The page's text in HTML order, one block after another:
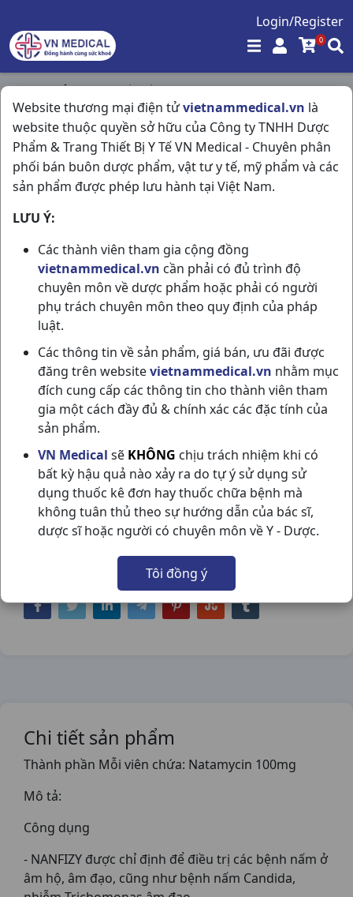
Login/Register
0
Website thương mại điện tửvietnammedical.vn là
website thuộc quyền sở hữu của Công ty TNHH Dược
Phẩm & Trang Thiết Bị Y Tế VN Medical - Chuyên phân
phối bán buôn dược phẩm, vật tư y tế, mỹ phẩm và các
sản phẩm được phép lưu hành tại Việt Nam.
LƯU Ý:
Các thành viên tham gia cộng đồng
vietnammedical.vn cần phải có đủ trình độ
chuyên môn về dược phẩm hoặc phải có người
phụ trách chuyên môn theo quy định của pháp
luật.
Các thông tin về sản phẩm, giá bán, ưu đãi được
đăng trên websitevietnammedical.vn nhằm mục
đích cung cấp các thông tin cho thành viên tham
gia một cách đầy đủ & chính xác các đặc tính của
sản phẩm.
VN Medical sẽ KHÔNG chịu trách nhiệm khi có
bất kỳ hậu quả nào xảy ra do tự ý sử dụng sử
dụng thuốc kê đơn hay thuốc chữa bệnh mà
không tuân thủ theo sự hướng dẫn của bác sĩ,
dược sĩ hoặc người có chuyên môn về Y - Dược.
Tôi đồng ý
Trang chủ / Nội Tiết Tố - Phụ Khoa - Nam Khoa /
Nanfizy 100mg H1vi3v Moldova
NANFIZY 100MG H1VI3V MOLDOVA
NSX:Moldova
Nhóm hàng:Nội Tiết Tố - Phụ Khoa - Nam
Khoa,
Chia sẻ qua mạng xã hội:
Chi tiết sản phẩm
Thành phần Mỗi viên chứa: Natamycin 100mg
Mô tả:
Công dụng
- NANFIZY được chỉ định để điều trị các bệnh nấm ở
âm hộ, âm đạo, cũng như bệnh nấm Candida,